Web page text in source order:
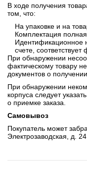
В ходе получения
том, что:
На упаковке и на
Комплектация
Идентификационное
счете,
При обнаружении
фактическому товару
документов о
При обнаружении
корпуса следует
о приемке заказа.
Самовывоз
Покупатель может
Электрозаводская, д. 24.